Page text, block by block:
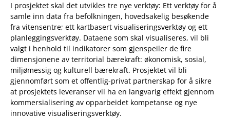
I prosjektet skal det utvikles tre nye verktøy: Ett verktøy for å
samle inn data fra befolkningen, hovedsakelig besøkende
fra vitensentre; ett kartbasert visualiseringsverktøy og ett
planleggingsverktøy. Dataene som skal visualiseres, vil bli
valgt i henhold til indikatorer som gjenspeiler de fire
dimensjonene av territorial bærekraft: økonomisk, sosial,
miljømessig og kulturell bærekraft. Prosjektet vil bli
gjennomført som et offentlig-privat partnerskap for å sikre
at prosjektets leveranser vil ha en langvarig effekt gjennom
kommersialisering av opparbeidet kompetanse og nye
innovative visualiseringsverktøy.